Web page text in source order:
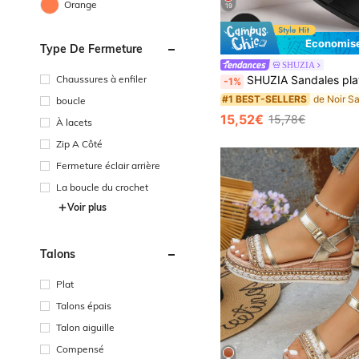
Orange
Type De Fermeture
Chaussures à enfiler
boucle
À lacets
Zip A Côté
Fermeture éclair arrière
La boucle du crochet
Voir plus
Talons
Plat
Talons épais
Talon aiguille
Compensé
19
SHUZIA
-1% SHUZIA Sandales plates confortables et décontractées pour tous les jours et les
#1 BEST-SELLERS
15,52€ 15,78€